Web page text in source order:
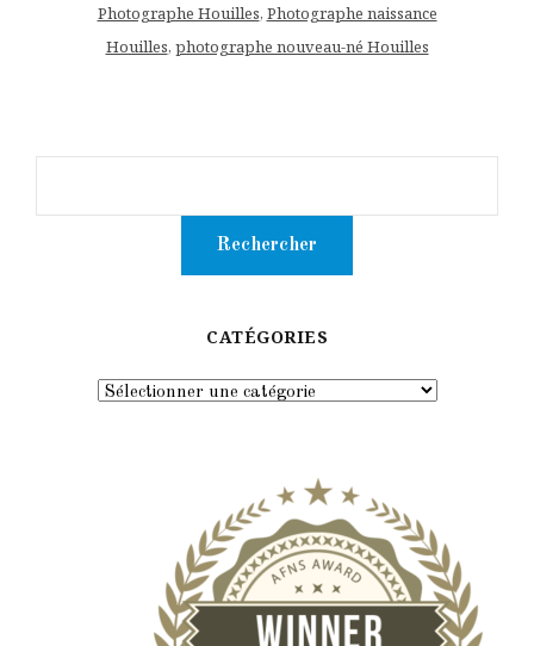
Photographe Houilles, Photographe naissance
Houilles, photographe nouveau-né Houilles
CATÉGORIES